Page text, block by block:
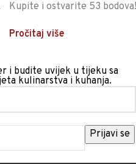
Kupite i ostvarite 53 bodova!
Pročitaj više
i budite uvijek u tijeku sa
kulinarstva i kuhanja.